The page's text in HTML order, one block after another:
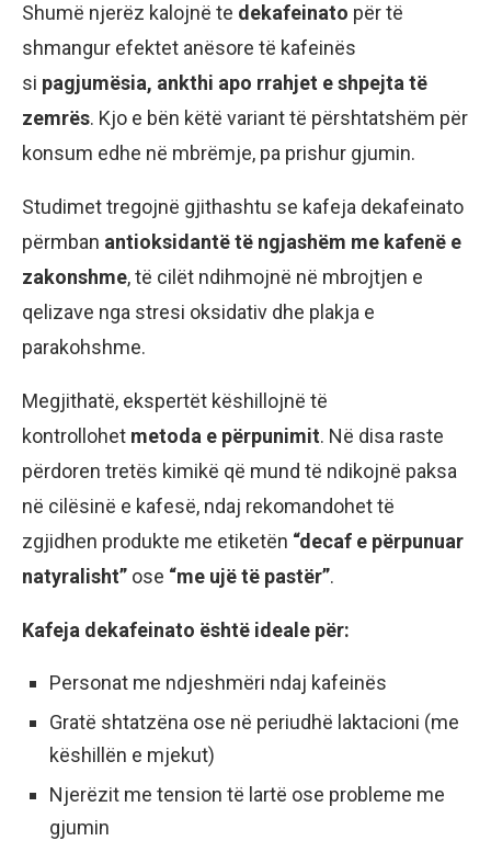
Shumë njerëz kalojnë te dekafeinato për të
shmangur efektet anësore të kafeinës
si pagjumësia, ankthi apo rrahjet e shpejta të
zemrës. Kjo e bën këtë variant të përshtatshëm për
konsum edhe në mbrëmje, pa prishur gjumin.
Studimet tregojnë gjithashtu se kafeja dekafeinato
përmban antioksidantë të ngjashëm me kafenë e
zakonshme, të cilët ndihmojnë në mbrojtjen e
qelizave nga stresi oksidativ dhe plakja e
parakohshme.
Megjithatë, ekspertët këshillojnë të
kontrollohet metoda e përpunimit. Në disa raste
përdoren tretës kimikë që mund të ndikojnë paksa
në cilësinë e kafesë, ndaj rekomandohet të
zgjidhen produkte me etiketën “decaf e përpunuar
natyralisht” ose “me ujë të pastër”.
Kafeja dekafeinato është ideale për:
Personat me ndjeshmëri ndaj kafeinës
Gratë shtatzëna ose në periudhë laktacioni (me
këshillën e mjekut)
Njerëzit me tension të lartë ose probleme me
gjumin